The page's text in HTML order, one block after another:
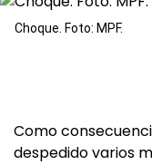
Choque. Foto: MPF.
Como
despedido varios